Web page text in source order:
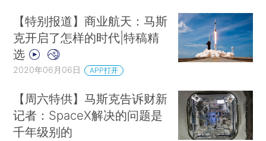
【特别报道】商业航天：马斯
克开启了怎样的时代|特稿精
选
2020年06月06日 APP打开
【周六特供】马斯克告诉财新
记者：SpaceX解决的问题是
千年级别的